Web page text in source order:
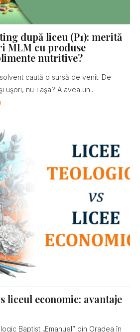
după liceu (P1): merită
MLM cu produse
nutritive?
caută o sursă de venit. De
uşori, nu-i aşa? A avea un...
liceul economic: avantaje
Baptist „Emanuel” din Oradea în